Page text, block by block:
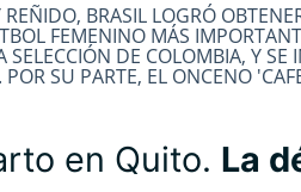
BRASIL LOGRÓ
FEMENINO MÁS
SELECCIÓN DE COLOMBIA, Y
POR SU PARTE, EL ONCENO
en Quito. La